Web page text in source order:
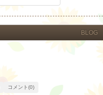
BLOG
コメント(0)